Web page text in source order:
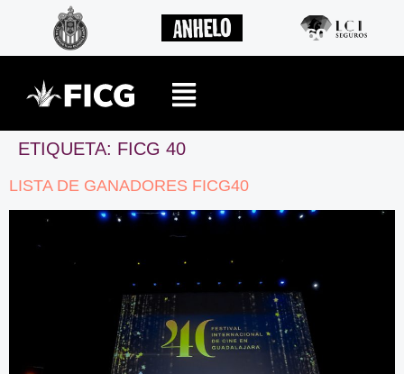
ETIQUETA: FICG 40
LISTA DE GANADORES FICG40